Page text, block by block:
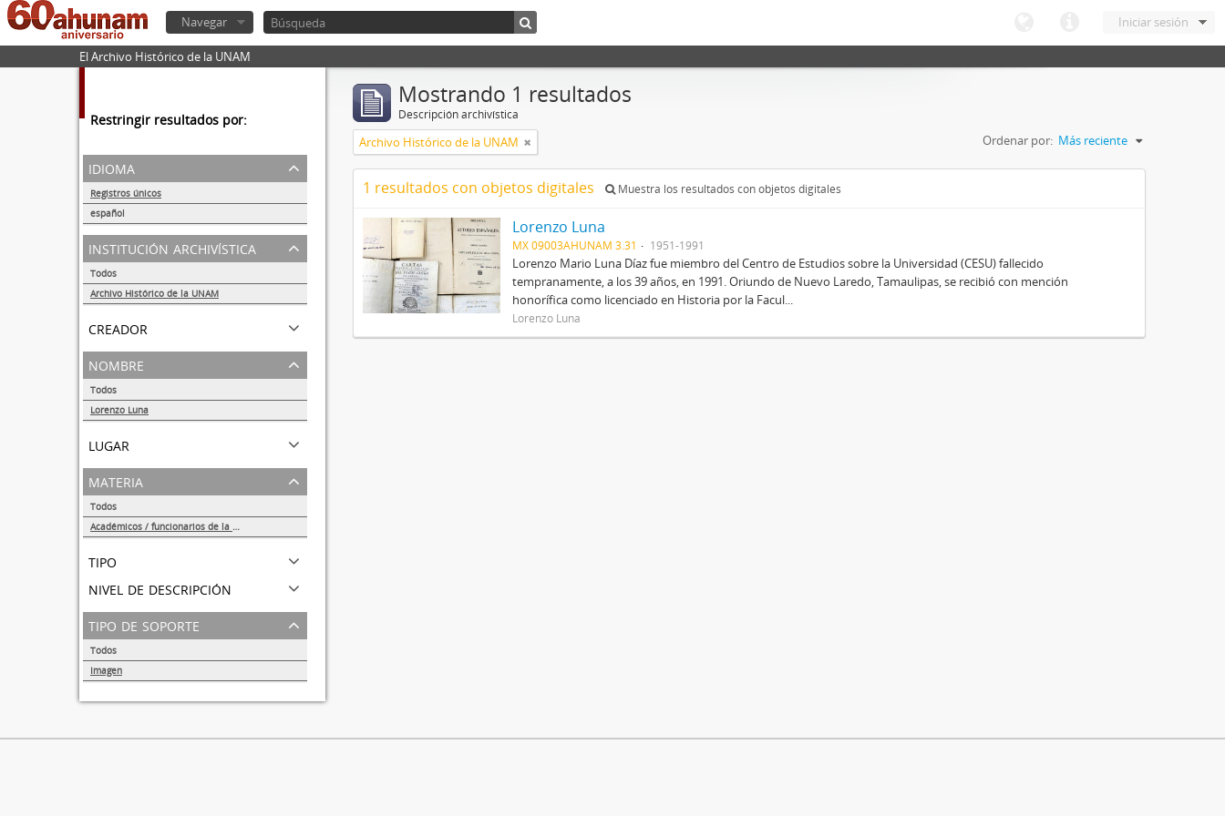
Iniciar sesión
Navegar
El Archivo Histórico de la UNAM
Restringir resultados por:
idioma
Registros únicos
español
1
institución archivística
Todos
Archivo Histórico de la UNAM
creador
nombre
Todos
Lorenzo Luna
lugar
materia
Todos
Académicos / funcionarios de la Universidad
tipo
nivel de descripción
tipo de soporte
Todos
Imagen
Mostrando 1 resultados
Descripción archivística
Archivo Histórico de la UNAM Ordenar por: Más reciente
1 resultados con objetos digitales Muestra los resultados con objetos digitales
Lorenzo Luna
MX 09003AHUNAM 3.31 1951-1991
Lorenzo Mario Luna Díaz fue miembro del Centro de Estudios sobre la Universidad (CESU) fallecido
tempranamente, a los 39 años, en 1991. Oriundo de Nuevo Laredo, Tamaulipas, se recibió con mención
honorífica como licenciado en Historia por la Facul...
Lorenzo Luna